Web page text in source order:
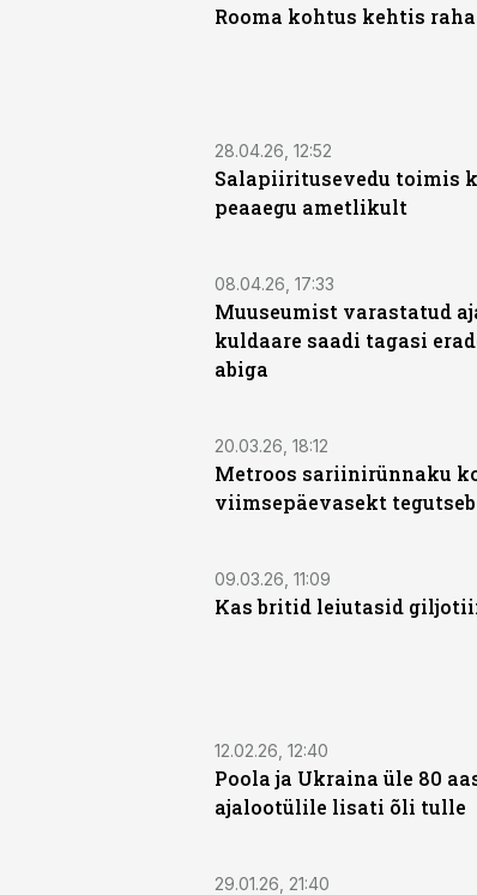
Rooma kohtus kehtis
28.04.26, 12:52
Salapiiritusevedu toimis
peaaegu ametlikult
08.04.26, 17:33
Muuseumist varastatud
kuldaare saadi tagasi
abiga
20.03.26, 18:12
Metroos sariinirünnaku
viimsepäevasekt
09.03.26, 11:09
Kas britid leiutasid
12.02.26, 12:40
Poola ja Ukraina üle 80
ajalootülile lisati õli tulle
29.01.26, 21:40